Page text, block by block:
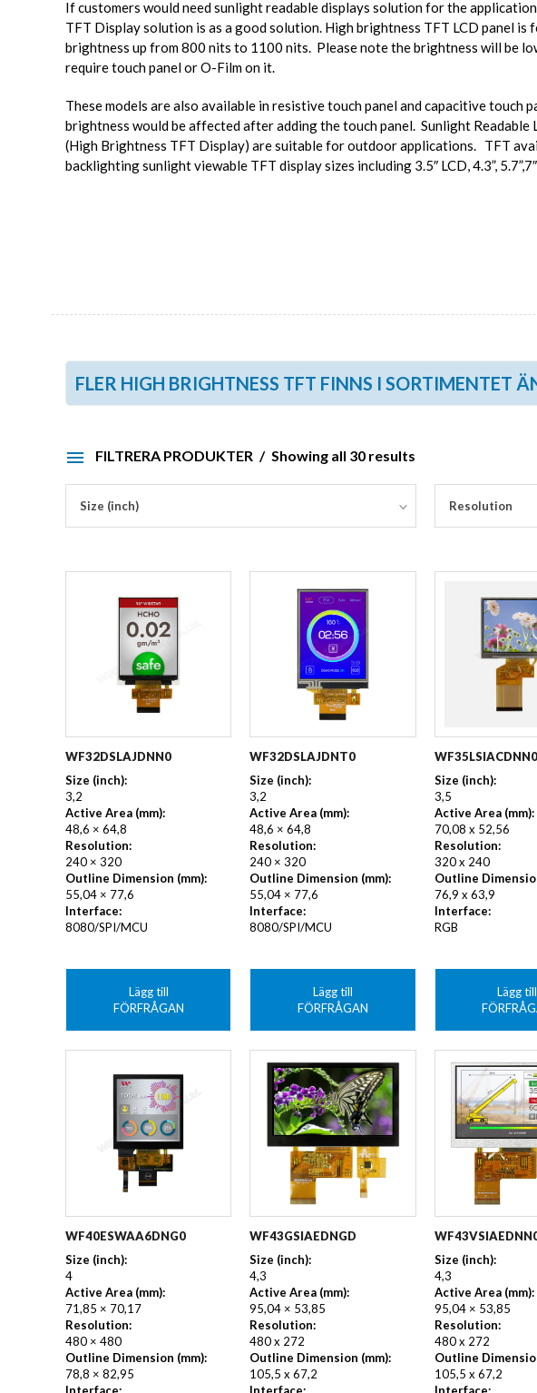
TFT+Controller Board
TFT Mono
TFT IPS
TFT HDMI Signal
LCD Grafisk
E-PAPER
LED
LED Bar
PEKSKÄRM
FRONTGLAS & SKYDDSFILMER
FILTER
Automotive
Bistabilt
FLÄKTAR/KYLNING
DC AXIAL
DC RADIAL
AC AXIAL
FLÄKT TILLBEHÖR
KYLFLÄNSAR
TANGENTBORD
If customers would need sunlight readable displays solution for the
TFT Display solution is as a good solution. High brightness TFT LCD panel is
brightness up from 800 nits to 1100 nits. Please note the brightness will be
require touch panel or O-Film on it.
These models are also available in resistive touch panel and capacitive touch
brightness would be affected after adding the touch panel. Sunlight Readable
(High Brightness TFT Display) are suitable for outdoor applications. TFT
backlighting sunlight viewable TFT display sizes including 3.5″ LCD, 4.3”,
FLER HIGH BRIGHTNESS TFT FINNS I SORTIMENTET
FILTRERA PRODUKTER Showing all 30 results
Size (inch) Resolution
WF32DSLAJDNN0
Size (inch):
3,2
Active Area (mm):
48,6 × 64,8
Resolution:
240 × 320
Outline Dimension (mm):
55,04 × 77,6
Interface:
8080/SPI/MCU
Lägg till
FÖRFRÅGAN
WF32DSLAJDNT0
Size (inch):
3,2
Active Area (mm):
48,6 × 64,8
Resolution:
240 × 320
Outline Dimension (mm):
55,04 × 77,6
Interface:
8080/SPI/MCU
Lägg till
FÖRFRÅGAN
WF35LSIACDNN0
Size (inch):
3,5
Active Area (mm):
70,08 x 52,56
Resolution:
320 x 240
Outline
76,9 x 63,9
Interface:
RGB
Lägg till
WF40ESWAA6DNG0
Size (inch):
4
Active Area (mm):
71,85 × 70,17
Resolution:
480 × 480
Outline Dimension (mm):
78,8 × 82,95
Interface:
WF43GSIAEDNGD
Size (inch):
4,3
Active Area (mm):
95,04 × 53,85
Resolution:
480 x 272
Outline Dimension (mm):
105,5 x 67,2
Interface:
Size (inch):
4,3
Active Area (mm):
95,04 × 53,85
Resolution:
480 x 272
Outline
105,5 x 67,2
Interface: